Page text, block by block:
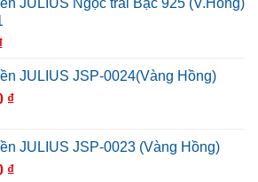
JULIUS JSP-0024(Vàng Hồng)
₫
JULIUS JSP-0023 (Vàng Hồng)
₫